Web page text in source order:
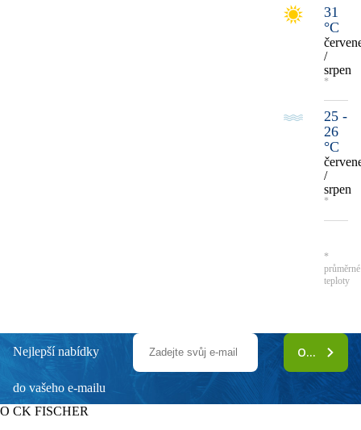
31
°C
/
srpen
*
25 -
26
°C
/
srpen
*
*
průměrné
teploty
Nejlepší nabídky
do vašeho e-mailu
ODEBÍRAT
O CK FISCHER